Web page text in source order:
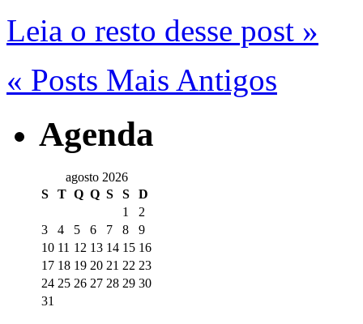
Leia o resto desse post »
« Posts Mais Antigos
Agenda
agosto 2026
S
T Q Q S S
D
1
2
3
4 5 6 7 8
9
10 11 12 13 14 15 16
17 18 19 20 21 22 23
24 25 26 27 28 29 30
31